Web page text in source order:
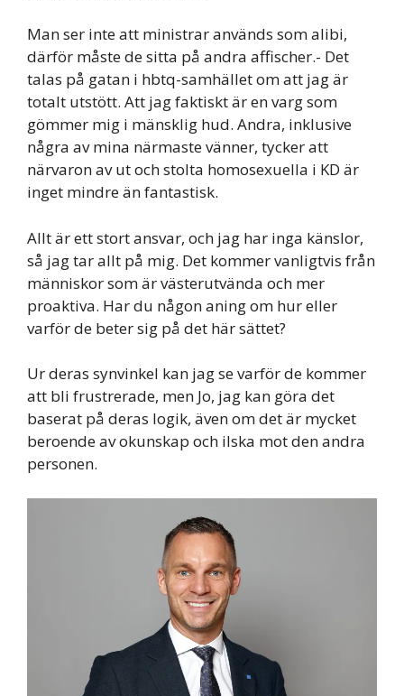
Man ser inte att ministrar används som alibi,
därför måste de sitta på andra affischer.- Det
talas på gatan i hbtq-samhället om att jag är
totalt utstött. Att jag faktiskt är en varg som
gömmer mig i mänsklig hud. Andra, inklusive
några av mina närmaste vänner, tycker att
närvaron av ut och stolta homosexuella i KD är
inget mindre än fantastisk.
Allt är ett stort ansvar, och jag har inga känslor,
så jag tar allt på mig. Det kommer vanligtvis från
människor som är västerutvända och mer
proaktiva. Har du någon aning om hur eller
varför de beter sig på det här sättet?
Ur deras synvinkel kan jag se varför de kommer
att bli frustrerade, men Jo, jag kan göra det
baserat på deras logik, även om det är mycket
beroende av okunskap och ilska mot den andra
personen.